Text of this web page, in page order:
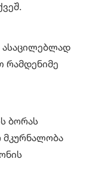
ასაცილებლად
რამდენიმე
ბორას
მკურნალობა